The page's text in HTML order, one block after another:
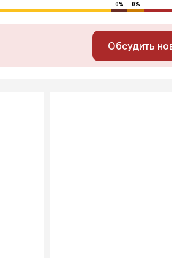
0% 0%
Обсудить